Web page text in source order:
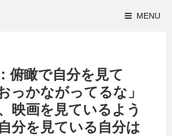
MENU
俯瞰で自分を見て
っかながってるな」
映画を見ているよう
分を見ている自分は